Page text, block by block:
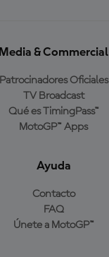
Media & Commercial
Patrocinadores Oficiales
TV Broadcast
Qué es TimingPass™
MotoGP™ Apps
Ayuda
Contacto
FAQ
Únete a MotoGP™